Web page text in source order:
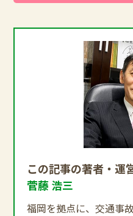
この記事の著者・運
菅藤 浩三
福岡を拠点に、交通事